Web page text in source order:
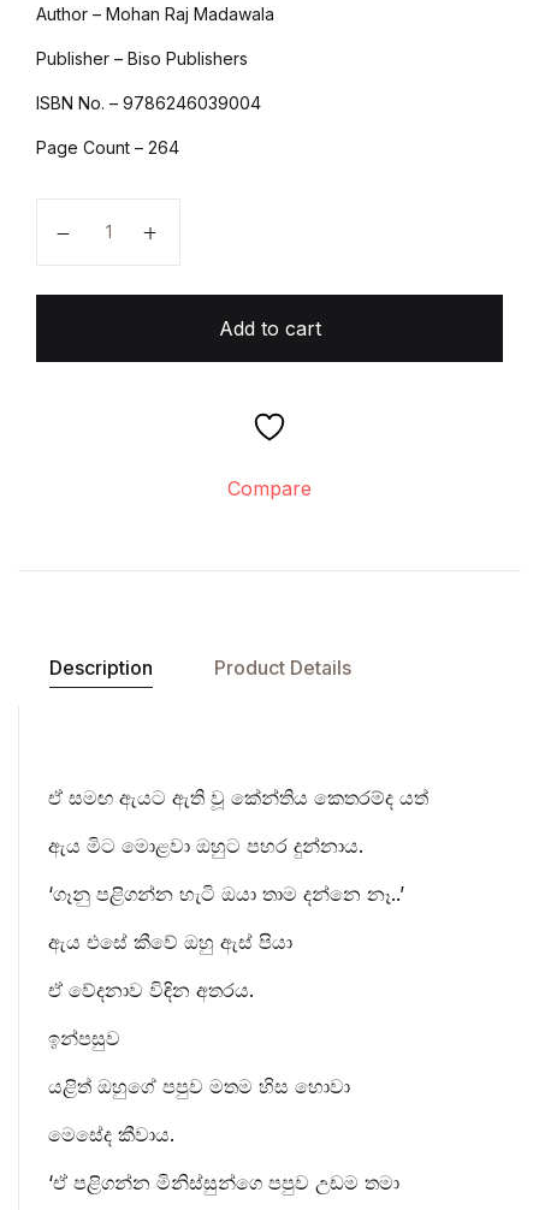
Author – Mohan Raj Madawala
Publisher – Biso Publishers
ISBN No. – 9786246039004
Page Count – 264
Add to cart
Compare
Description Product Details
ඒ සමඟ ඇයට ඇති වූ කේන්තිය කෙතරම්ද යත්
ඇය මිට මොළවා ඔහුට පහර දුන්නාය.
‘ගෑනු පළිගන්න හැටි ඔයා තාම දන්නෙ නෑ..’
ඇය එසේ කීවේ ඔහු ඇස් පියා
ඒ වේදනාව විඳින අතරය.
ඉන්පසුව
යළිත් ඔහුගේ පපුව මතම හිස හොවා
මෙසේද කීවාය.
‘ඒ පළිගන්න මිනිස්සුන්ගෙ පපුව උඩම තමා